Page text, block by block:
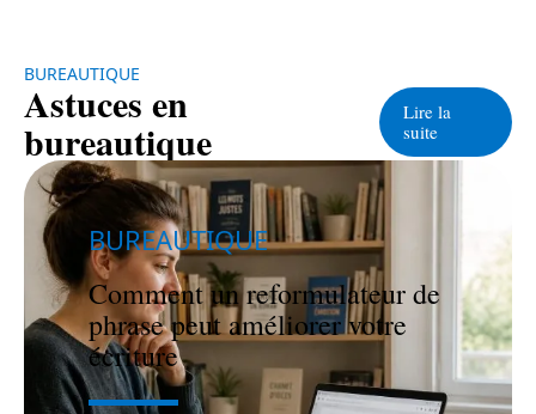
BUREAUTIQUE
Astuces en
bureautique
Lire la
suite
BUREAUTIQUE
Comment un reformulateur de
phrase peut améliorer votre
écriture